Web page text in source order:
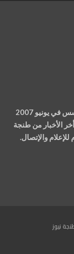
يونيو 2007
الأخبار من طنجة
والإتصال.